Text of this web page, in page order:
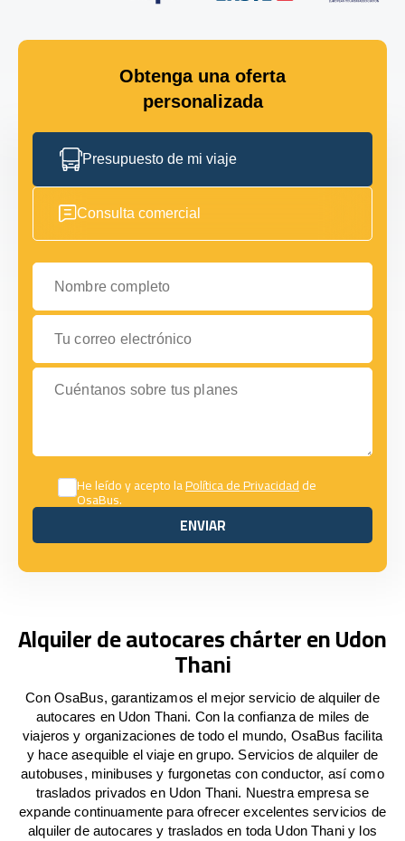
Obtenga una oferta
personalizada
Presupuesto de mi viaje
Consulta comercial
Nombre completo
Tu correo electrónico
Cuéntanos sobre tus planes
He leído y acepto laPolítica de Privacidadde
OsaBus.
ENVIAR
ENVIAR
Alquiler de autocares chárter en Udon
Thani
Con OsaBus, garantizamos el mejor servicio de alquiler de
autocares en Udon Thani. Con la confianza de miles de
viajeros y organizaciones de todo el mundo, OsaBus facilita
y hace asequible el viaje en grupo. Servicios de alquiler de
autobuses, minibuses y furgonetas con conductor, así como
traslados privados en Udon Thani. Nuestra empresa se
expande continuamente para ofrecer excelentes servicios de
alquiler de autocares y traslados en toda Udon Thani y los